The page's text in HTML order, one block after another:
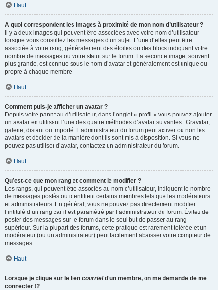
Haut
A quoi correspondent les images à proximité de mon nom d’utilisateur ?
Il y a deux images qui peuvent être associées avec votre nom d’utilisateur
lorsque vous consultez les messages d’un sujet. L’une d’elles peut être
associée à votre rang, généralement des étoiles ou des blocs indiquant votre
nombre de messages ou votre statut sur le forum. La seconde image, souvent
plus grande, est connue sous le nom d’avatar et généralement est unique ou
propre à chaque membre.
Haut
Comment puis-je afficher un avatar ?
Depuis votre panneau d’utilisateur, dans l’onglet « profil » vous pouvez ajouter
un avatar en utilisant l’une des quatre méthodes d’avatar suivantes : Gravatar,
galerie, distant ou importé. L’administrateur du forum peut activer ou non les
avatars et décider de la manière dont ils sont mis à disposition. Si vous ne
pouvez pas utiliser d’avatar, contactez un administrateur du forum.
Haut
Qu’est-ce que mon rang et comment le modifier ?
Les rangs, qui peuvent être associés au nom d’utilisateur, indiquent le nombre
de messages postés ou identifient certains membres tels que les modérateurs
et administrateurs. En général, vous ne pouvez pas directement modifier
l’intitulé d’un rang car il est paramétré par l’administrateur du forum. Évitez de
poster des messages sur le forum dans le seul but de passer au rang
supérieur. Sur la plupart des forums, cette pratique est rarement tolérée et un
modérateur (ou un administrateur) peut facilement abaisser votre compteur de
messages.
Haut
Lorsque je clique sur le lien courrield’un membre, on me demande de me
connecter !?